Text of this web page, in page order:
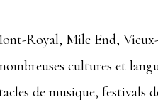
Royal, Mile End,
cultures et
de musique, festivals